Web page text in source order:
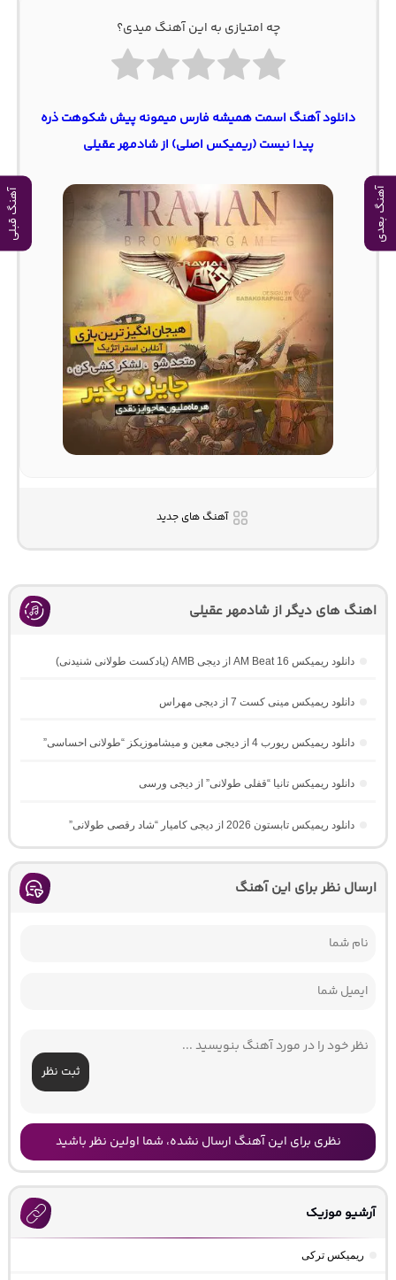
آهنگ بعدی آهنگ قبلی
چه امتیازی به این آهنگ میدی؟
دانلود آهنگ اسمت همیشه فارس میمونه پیش شکوهت ذره
پیدا نیست (ریمیکس اصلی) از شادمهر عقیلی
آهنگ های جدید
اهنگ های دیگر از شادمهر عقیلی
دانلود ریمیکس AM Beat 16 از دیجی AMB (پادکست طولانی شنیدنی)
دانلود ریمیکس مینی کست 7 از دیجی مهراس
دانلود ریمیکس ریورب 4 از دیجی معین و میشاموزیکز “طولانی احساسی”
دانلود ریمیکس تانیا “قفلی طولانی” از دیجی ورسی
دانلود ریمیکس تابستون 2026 از دیجی کامیار “شاد رقصی طولانی”
ارسال نظر برای این آهنگ
ثبت نظر
نظری برای این آهنگ ارسال نشده، شما اولین نظر باشید
آرشیو موزیک
ریمیکس ترکی